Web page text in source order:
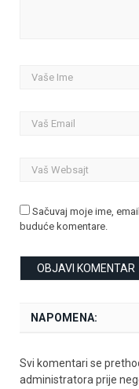
Sačuvaj moje ime,
buduće komentare.
NAPOMENA:
Svi komentari se
administratora prije